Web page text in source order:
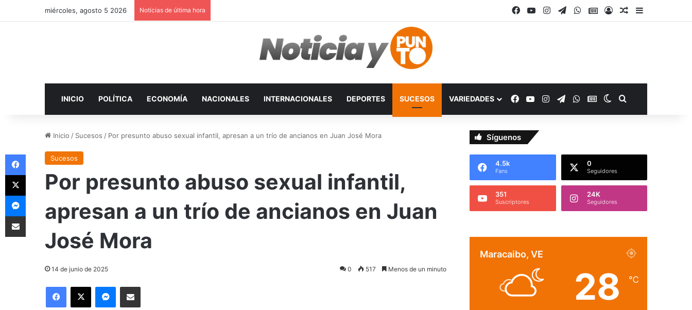
miércoles, agosto 5 2026 Noticias de última hora Facebook
YouTubeInstagram
TelegramWhatsApp
Google Noticias
AccesoPublicación al
Barra lateral
INICIO POLÍTICA ECONOMÍA NACIONALES INTERNACIONALES DEPORTES SUCESOS VARIEDADES Facebook
YouTubeInstagram
Telegram
WhatsApp
Google Noticias
Switch skin
Inicio / Sucesos / Por presunto abuso sexual infantil, apresan a un trío de ancianos en Juan José Mora
Sucesos
Por presunto abuso sexual infantil,
apresan a un trío de ancianos en Juan
José Mora
14 de junio de 2025 0 517 Menos de un minuto
Facebook
X MessengerCompartir por correo electrónico
Síguenos
4.5k
Fans
0
Seguidores
351
Suscriptores
24K
Seguidores
Maracaibo, VE
28 ℃
Facebook
X
Messenger
Compartir por correo electrónico